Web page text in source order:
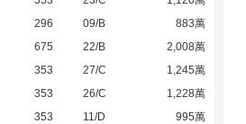
296 09/B
883萬
675 22/B
2,008萬
353 27/C
1,245萬
353 26/C
1,228萬
353 11/D
995萬